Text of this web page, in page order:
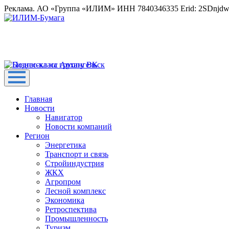
Реклама. АО «Группа «ИЛИМ» ИНН 7840346335 Erid:
Главная
Новости
Навигатор
Новости компаний
Регион
Энергетика
Транспорт и связь
Стройиндустрия
ЖКХ
Агропром
Лесной комплекс
Экономика
Ретроспектива
Промышленность